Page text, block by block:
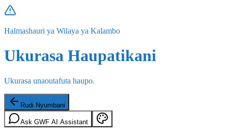
Halmashauri ya Wilaya ya Kalambo
Ukurasa Haupatikani
Ukurasa unaoutafuta haupo.
Rudi Nyumbani
Ask GWF AI Assistant